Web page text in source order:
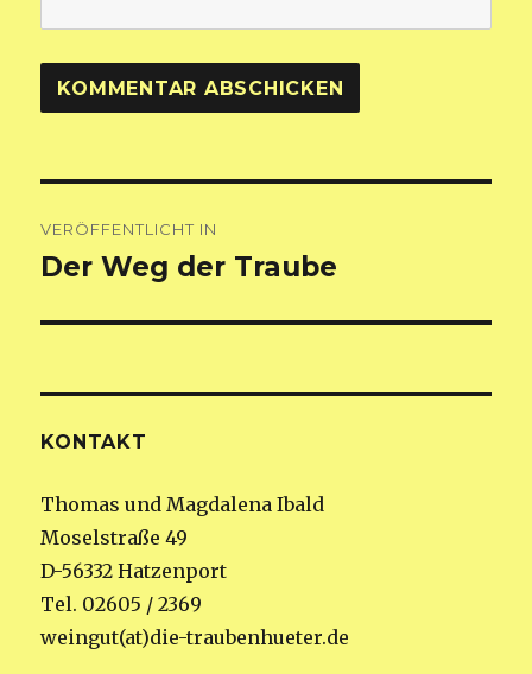
VERÖFFENTLICHT IN
Der Weg der Traube
KONTAKT
Thomas und Magdalena Ibald
Moselstraße 49
D-56332 Hatzenport
Tel. 02605 / 2369
weingut(at)die-traubenhueter.de